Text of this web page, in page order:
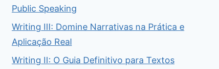
Public Speaking
Writing III: Domine Narrativas na Prática e
Aplicação Real
Writing II: O Guia Definitivo para Textos